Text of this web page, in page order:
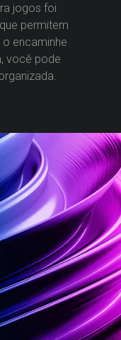
jogos foi
permitem
encaminhe
você pode